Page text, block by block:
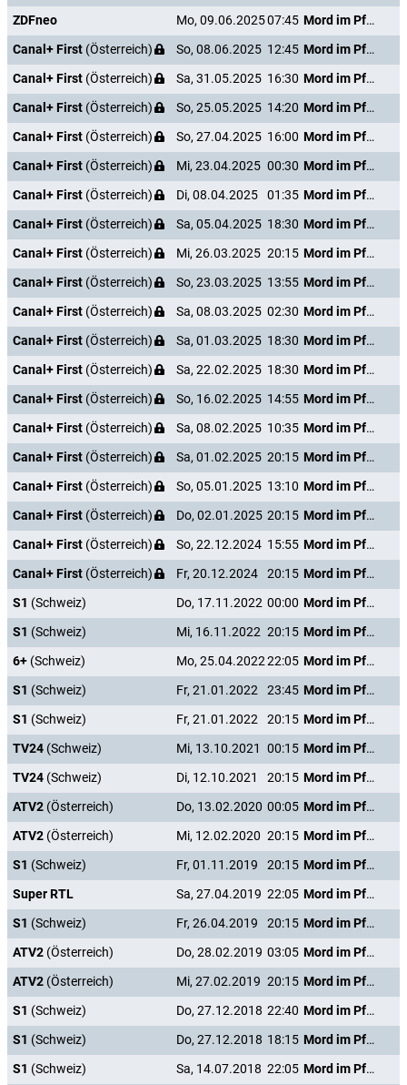
ZDFneo
Mo, 09.06.202507:45
Mord im Pfarrhaus
Canal+ First (Österreich) So, 08.06.2025 12:45
Mord im Pfarrhaus
Canal+ First (Österreich) Sa, 31.05.2025 16:30
Mord im Pfarrhaus
Canal+ First (Österreich) So, 25.05.2025 14:20
Mord im Pfarrhaus
Canal+ First (Österreich) So, 27.04.2025 16:00
Mord im Pfarrhaus
Canal+ First (Österreich) Mi, 23.04.2025 00:30
Mord im Pfarrhaus
Canal+ First (Österreich) Di, 08.04.2025 01:35
Mord im Pfarrhaus
Canal+ First (Österreich) Sa, 05.04.2025 18:30
Mord im Pfarrhaus
Canal+ First (Österreich) Mi, 26.03.2025 20:15
Mord im Pfarrhaus
Canal+ First (Österreich) So, 23.03.2025 13:55
Mord im Pfarrhaus
Canal+ First (Österreich) Sa, 08.03.2025 02:30
Mord im Pfarrhaus
Canal+ First (Österreich) Sa, 01.03.2025 18:30
Mord im Pfarrhaus
Canal+ First (Österreich) Sa, 22.02.2025 18:30
Mord im Pfarrhaus
Canal+ First (Österreich) So, 16.02.2025 14:55
Mord im Pfarrhaus
Canal+ First (Österreich) Sa, 08.02.2025 10:35
Mord im Pfarrhaus
Canal+ First (Österreich) Sa, 01.02.2025 20:15
Mord im Pfarrhaus
Canal+ First (Österreich) So, 05.01.2025 13:10
Mord im Pfarrhaus
Canal+ First (Österreich) Do, 02.01.2025 20:15
Mord im Pfarrhaus
Canal+ First (Österreich) So, 22.12.2024 15:55
Mord im Pfarrhaus
Canal+ First (Österreich) Fr, 20.12.2024 20:15
Mord im Pfarrhaus
S1 (Schweiz) Do, 17.11.2022 00:00
Mord im Pfarrhaus
S1 (Schweiz) Mi, 16.11.2022 20:15
Mord im Pfarrhaus
6+ (Schweiz) Mo, 25.04.202222:05
Mord im Pfarrhaus
S1 (Schweiz) Fr, 21.01.2022 23:45
Mord im Pfarrhaus
S1 (Schweiz) Fr, 21.01.2022 20:15
Mord im Pfarrhaus
TV24 (Schweiz) Mi, 13.10.2021 00:15
Mord im Pfarrhaus
TV24 (Schweiz) Di, 12.10.2021 20:15
Mord im Pfarrhaus
ATV2 (Österreich) Do, 13.02.2020 00:05
Mord im Pfarrhaus
ATV2 (Österreich) Mi, 12.02.2020 20:15
Mord im Pfarrhaus
S1 (Schweiz) Fr, 01.11.2019 20:15
Mord im Pfarrhaus
Super RTL
Sa, 27.04.2019 22:05
Mord im Pfarrhaus
S1 (Schweiz) Fr, 26.04.2019 20:15
Mord im Pfarrhaus
ATV2 (Österreich) Do, 28.02.2019 03:05
Mord im Pfarrhaus
ATV2 (Österreich) Mi, 27.02.2019 20:15
Mord im Pfarrhaus
S1 (Schweiz) Do, 27.12.2018 22:40
Mord im Pfarrhaus
S1 (Schweiz) Do, 27.12.2018 18:15
Mord im Pfarrhaus
S1 (Schweiz) Sa, 14.07.2018 22:05 Mord im Pfarrhaus